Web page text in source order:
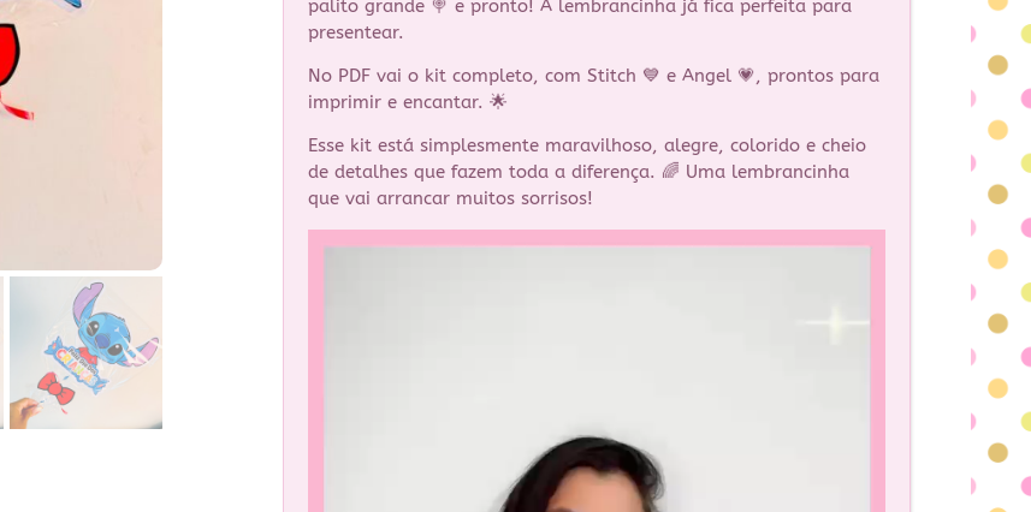
palito grande 🍭 e pronto! A lembrancinha já fica perfeita para
presentear.
No PDF vai o kit completo, com Stitch 💙 e Angel 💗, prontos para
imprimir e encantar. 🌟
Esse kit está simplesmente maravilhoso, alegre, colorido e cheio
de detalhes que fazem toda a diferença. 🌈 Uma lembrancinha
que vai arrancar muitos sorrisos!
Tocador